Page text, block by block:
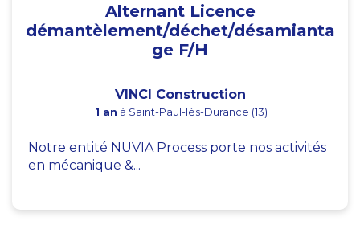
Alternant Licence
démantèlement/déchet/désamianta
ge F/H
VINCI Construction
1 an à Saint-Paul-lès-Durance (13)
Notre entité NUVIA Process porte nos activités
en mécanique &...